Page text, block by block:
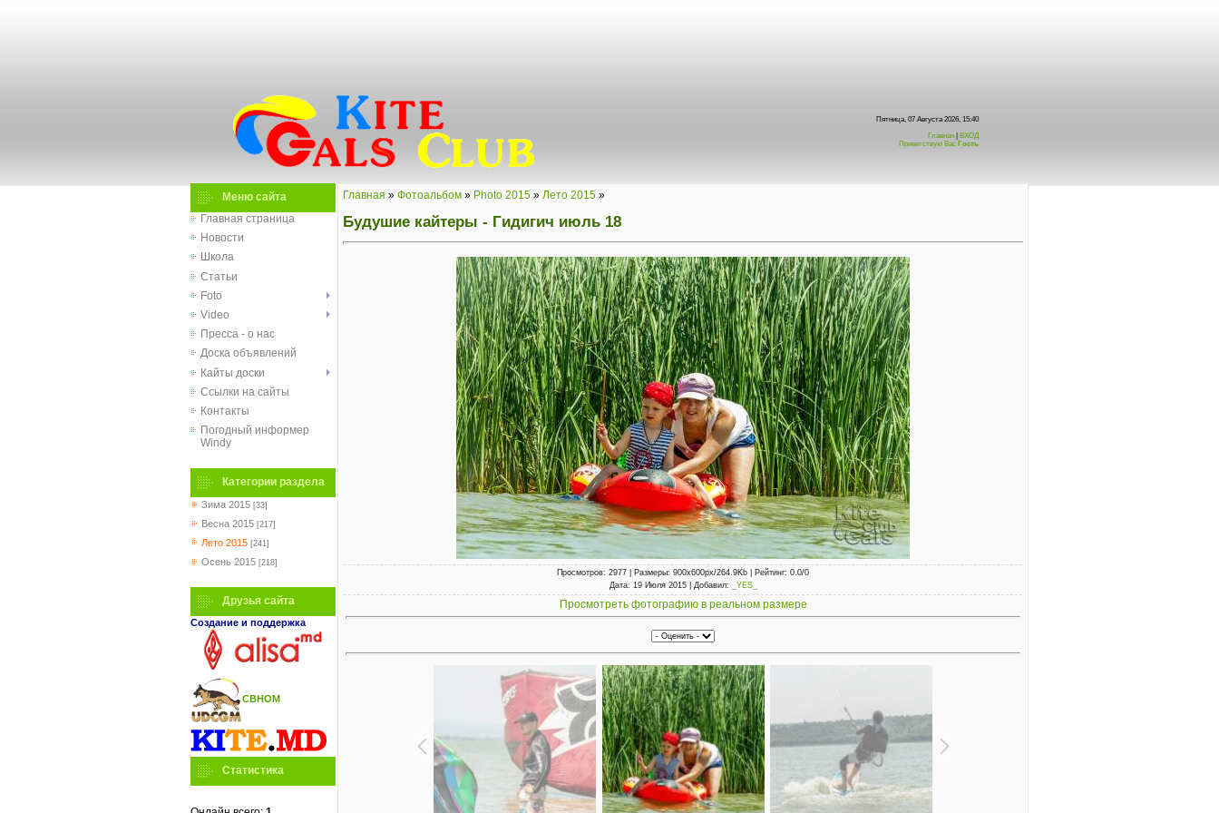
Пятница, 07 Августа 2026, 15:40
Главная
ВХОД
Приветствую Вас Гость
Меню сайта
Главная страница
Новости
Школа
Статьи
Foto
Video
Пресса - о нас
Доска объявлений
Кайты доски
Ссылки на сайты
Контакты
Погодный информер
Windy
Категории раздела
Зима 2015 [33]
Весна 2015 [217]
Лето 2015 [241]
Осень 2015 [218]
Друзья сайта
Создание и поддержка
СВНОМ
Статистика
Главная » Фотоальбом » Photo 2015 » Лето 2015 »
Будушие кайтеры - Гидигич июль 18
Просмотров: 2977 | Размеры: 900x600px/264.9Kb | Рейтинг: 0.0/0
Дата: 19 Июля 2015 | Добавил: _YES_
Просмотреть фотографию в реальном размере